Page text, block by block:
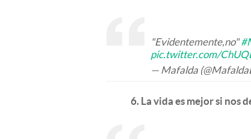
"Evidentemente,no"
pic.twitter.com/
— Mafalda
6. La vida es mejor si nos